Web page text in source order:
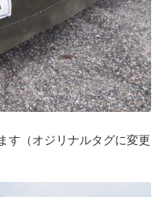
す（オジリナルタグに変更